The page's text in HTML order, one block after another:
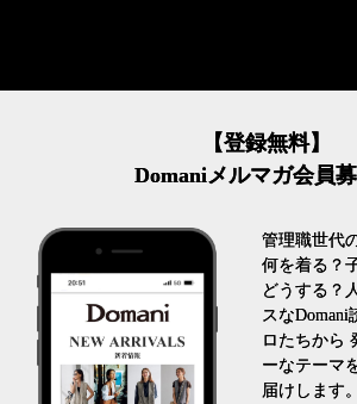
【登録無料】
Domaniメルマガ会員
管理職世代
何を着る？
どうする？
スな
ロたちから
ーなテーマ
届けします。